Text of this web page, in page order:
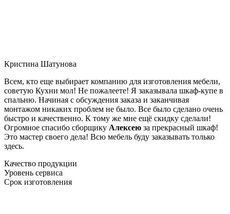
Кристина Шатунова
Всем, кто еще выбирает компанию для изготовления мебели,
советую Кухни мол! Не пожалеете! Я заказывала шкаф-купе в
спальню. Начиная с обсуждения заказа и заканчивая
монтажом никаких проблем не было. Все было сделано очень
быстро и качественно. К тому же мне ещё скидку сделали!
Огромное спасибо сборщику Алексею за прекрасный шкаф!
Это мастер своего дела! Всю мебель буду заказывать только
здесь.
Качество продукции
Уровень сервиса
Срок изготовления